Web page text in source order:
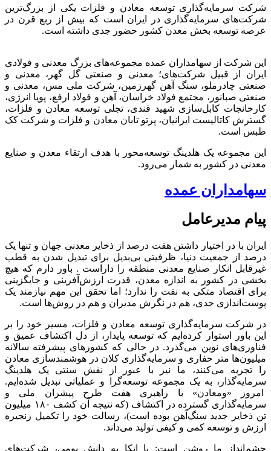
شرکت سرمایه‌گذاری توسعه معادن و فلزات یکی از بزرگ‌ترین
شرکت‌های سرمایه‌گذاری در ایران است که بیش از ربع قرن در
عرصه توسعه بخش معدن کشور حضور جدی داشته است.
این شرکت از سهامداران عمده مجموعه‌های بزرگ معدنی و فولادی
ایران از قبیل شرکت‌های؛ معدنی و صنعتی گل گهر، معدنی و
صنعتی چادرملو، سنگ آهن گهرزمین، شرکت ملی مس، معدنی و
صنعتی صبانور، مجتمع فولاد خراسان، آهن و فولاد ارفع، پویا انرژی،
کارخانجات کابل‌سازی شهید قندی، تجلی توسعه معادن و فلزات،
گسترش کاتالیست ایرانیان، پرتو تابان معادن و فلزات و شرکت کک
طبس است.
این مجموعه یک هلدینگ توسعه‌محور با هدف ارتقاء معدن و صنایع
معدنی در کشور به شمار می‌رود.
سهامداران عمده
پیام مدیرعامل
ایران با در اختیار داشتن هفت درصد از ذخایر معدنی جهان و تنها یک
درصد از جمعیت دنیا، ظرفیتی بی‌بدیل برای تبدیل شدن به قطب
غیرقابل انکار صنایع معدنی منطقه را داراست . باور دارم که هیچ
بخشی در کشور به اندازه معدن، قدرت ارزش‌آفرینی و جایگزینی
برای اقتصاد متکی به نفت را ندارد؛ اما تحقق این مهم نیازمند یک
پوست‌اندازی جدی، هم در نگرش مدیران و هم در روش‌ها است.
در شرکت سرمایه‌گذاری توسعه معادن و فلزات، مسیر خود را بر
این باور استوار کرده‌ایم که توسعه پایدار، از دل اکتشاف عمیق و
فناوری‌های نوین می‌گذرد. در حالی که کشورهای پیشرفته سالانه
میلیون‌ها متر حفاری و سرمایه‌گذاری کلان در هوشمندسازی معادن
را تجربه می‌کنند، ما نیز با عبور از نقش سنتی یک هلدینگ
سرمایه‌گذار، به یک مجموعه توسعه‌گرا و عملیاتی تبدیل شده‌ایم.
امروز «ومعادن» با راهبری هفت طرح پیشران ملی و
سرمایه‌گذاری گسترده در اکتشاف (که نتیجه آن کشف ۱۸۰ میلیون
تن ذخایر جدید سنگ‌آهن بوده است)، رسالت خود را تکمیل زنجیره
ارزش و توسعه کمی و کیفی تولید می‌داند.
چشم‌انداز ما روشن است: با اتکا به دانش بومی، شرکت‌های